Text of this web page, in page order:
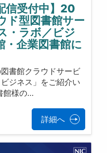
信受付中】20
ド型図書館サー
・ラボ／ビジ
・企業図書館に
書館クラウドサービ
ジネス」をご紹介い
館様の…
詳細へ